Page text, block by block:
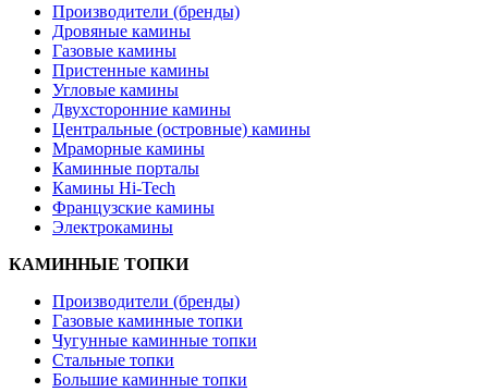
Производители (бренды)
Дровяные камины
Газовые камины
Пристенные камины
Угловые камины
Двухсторонние камины
Центральные (островные) камины
Мраморные камины
Каминные порталы
Камины Hi-Tech
Французские камины
Электрокамины
КАМИННЫЕ ТОПКИ
Производители (бренды)
Газовые каминные топки
Чугунные каминные топки
Стальные топки
Большие каминные топки